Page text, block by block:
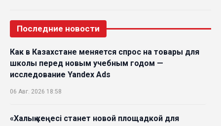
Последние новости
Как в Казахстане меняется спрос на товары для
школы перед новым учебным годом —
исследование Yandex Ads
06 Авг. 2026 18:58
«Халық кеңесі станет новой площадкой для